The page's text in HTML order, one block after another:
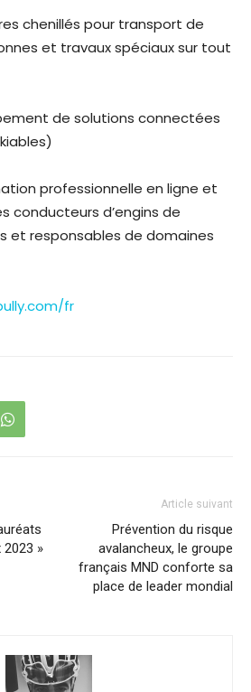
chenillés pour transport de
et travaux spéciaux sur tout
de solutions connectées
professionnelle en ligne et
conducteurs d’engins de
et responsables de domaines
fr
2023 »
Article suivant
Prévention du risque
avalancheux, le groupe
français MND conforte sa
place de leader mondial